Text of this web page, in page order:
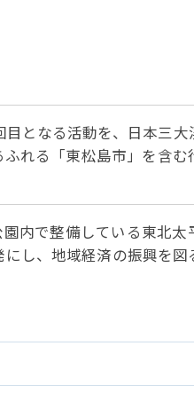
復興支援活動
の主な復興支援活動
らせ・情報
様式ダウンロード、資料販売
会員マイページ/メルマ
定
繰り支援策
補助金・税制
版 旅行統計バックナンバー
となる活動を、日本三大
れる「東松島市」を含む
内で整備している東北太
し、地域経済の振興を図